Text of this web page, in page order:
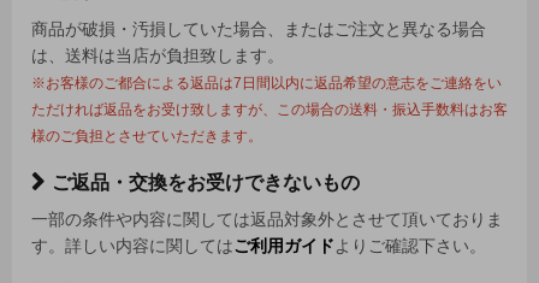
商品が破損・汚損していた場合、またはご注文と異なる場合
は、送料は当店が負担致します。
※お客様のご都合による返品は7日間以内に返品希望の意志をご連絡をい
ただければ返品をお受け致しますが、この場合の送料・振込手数料はお客
様のご負担とさせていただきます。
ご返品・交換をお受けできないもの
一部の条件や内容に関しては返品対象外とさせて頂いておりま
す。詳しい内容に関してはご利用ガイドよりご確認下さい。